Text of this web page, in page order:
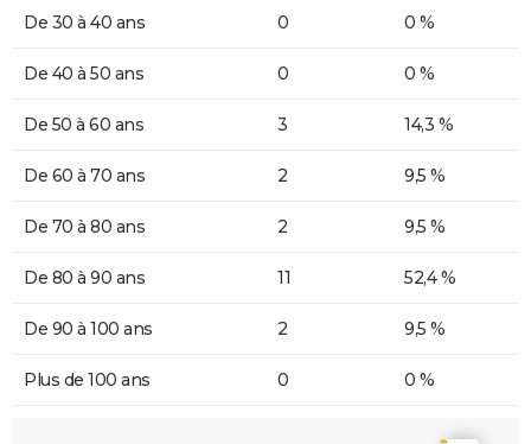
De 30 à 40 ans 0 0 %
De 40 à 50 ans 0 0 %
De 50 à 60 ans 3 14,3 %
De 60 à 70 ans 2 9,5 %
De 70 à 80 ans 2 9,5 %
De 80 à 90 ans 11 52,4 %
De 90 à 100 ans 2 9,5 %
Plus de 100 ans 0 0 %